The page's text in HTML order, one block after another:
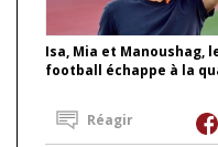
Isa, Mia et Manoushag,
football échappe à la
Réagir